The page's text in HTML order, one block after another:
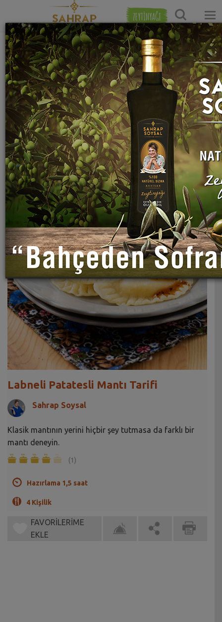
ZEYTİNYAĞI
Ana Sayfa Hamur İşi Tarifleri
Labneli Patatesli Mantı Tarifi
Sahrap Soysal
Klasik mantının yerini hiçbir şey tutmasa da farklı bir
mantı deneyin.
(1)
Hazırlama 1,5 saat
4 Kişilik
FAVORİLERİME
EKLE